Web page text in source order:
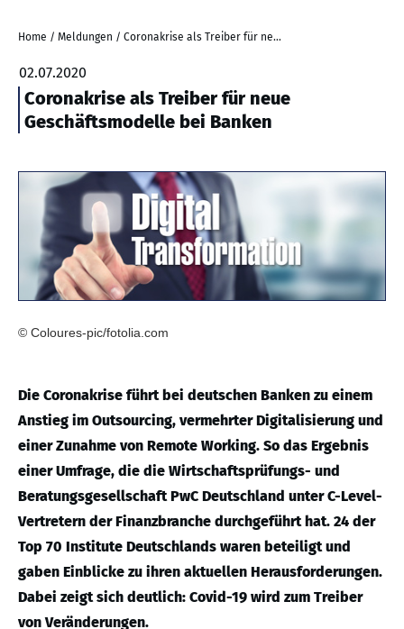
Home / Meldungen / Coronakrise als Treiber für neue Geschäftsmodelle bei Banken
02.07.2020
Coronakrise als Treiber für neue
Geschäftsmodelle bei Banken
© Coloures-pic/fotolia.com
Die Coronakrise führt bei deutschen Banken zu einem
Anstieg im Outsourcing, vermehrter Digitalisierung und
einer Zunahme von Remote Working. So das Ergebnis
einer Umfrage, die die Wirtschaftsprüfungs- und
Beratungsgesellschaft PwC Deutschland unter C-Level-
Vertretern der Finanzbranche durchgeführt hat. 24 der
Top 70 Institute Deutschlands waren beteiligt und
gaben Einblicke zu ihren aktuellen Herausforderungen.
Dabei zeigt sich deutlich: Covid-19 wird zum Treiber
von Veränderungen.